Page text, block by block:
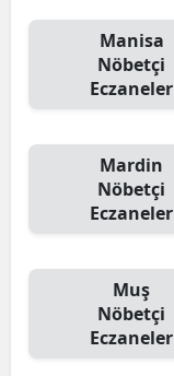
Manisa
Nöbetçi
Eczaneler
Mardin
Nöbetçi
Eczaneler
Muş
Nöbetçi
Eczaneler